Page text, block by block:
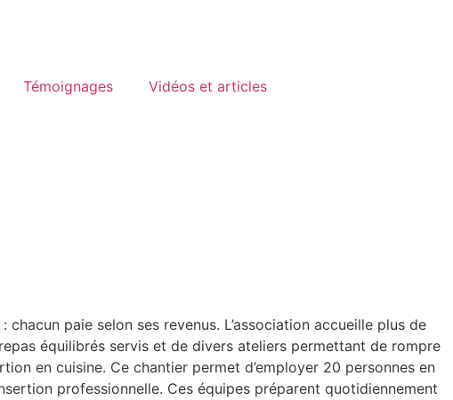
Témoignages Vidéos et articles
paie selon ses revenus. L’association accueille plus de
équilibrés servis et de divers ateliers permettant de rompre
en cuisine. Ce chantier permet d’employer 20 personnes en
professionnelle. Ces équipes préparent quotidiennement